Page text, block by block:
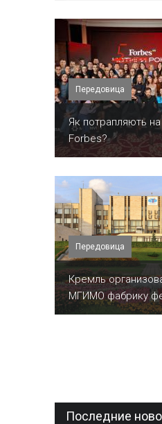
Передовица
​Як потрапляють
Forbes?
Передовица
Кремль
МГИМО фабрику
Последние